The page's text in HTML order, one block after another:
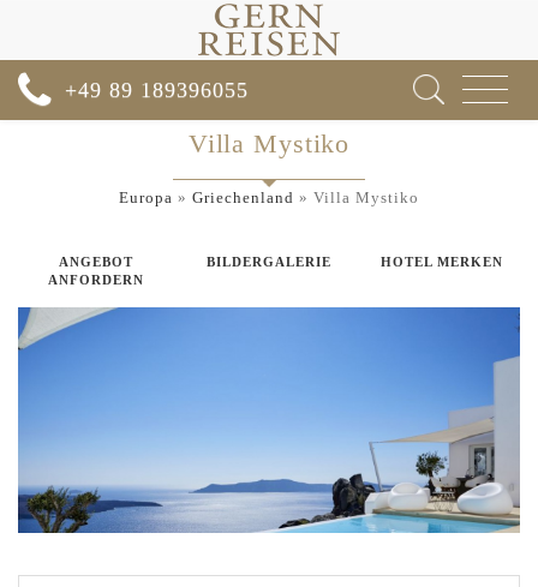
Toggle
+49 89 189396055
Villa Mystiko
Europa » Griechenland » Villa Mystiko
ANGEBOT
ANFORDERN
BILDERGALERIE HOTEL MERKEN